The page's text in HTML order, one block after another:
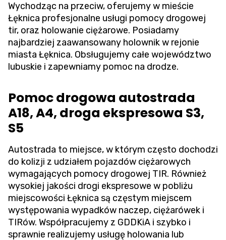
Wychodząc na przeciw, oferujemy w mieście
Łęknica profesjonalne usługi pomocy drogowej
tir, oraz holowanie ciężarowe. Posiadamy
najbardziej zaawansowany holownik w rejonie
miasta Łęknica. Obsługujemy całe województwo
lubuskie i zapewniamy pomoc na drodze.
Pomoc drogowa autostrada
A18, A4, droga ekspresowa S3,
S5
Autostrada to miejsce, w którym często dochodzi
do kolizji z udziałem pojazdów ciężarowych
wymagających pomocy drogowej TIR. Również
wysokiej jakości drogi ekspresowe w pobliżu
miejscowości Łęknica są częstym miejscem
występowania wypadków naczep, ciężarówek i
TIRów. Współpracujemy z GDDKiA i szybko i
sprawnie realizujemy usługę holowania lub